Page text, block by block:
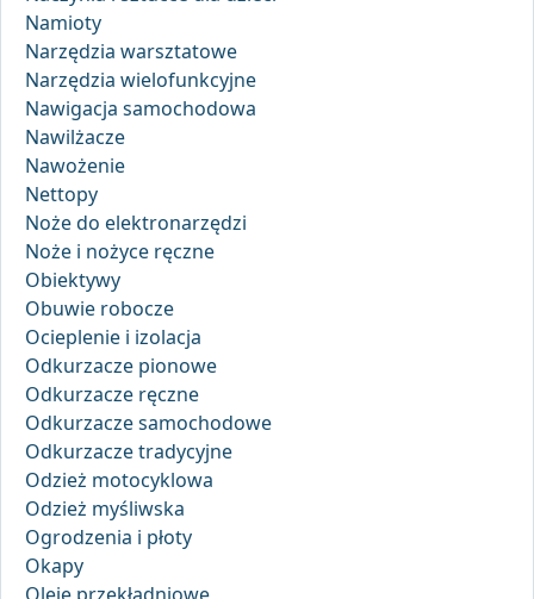
Namioty
Narzędzia warsztatowe
Narzędzia wielofunkcyjne
Nawigacja samochodowa
Nawilżacze
Nawożenie
Nettopy
Noże do elektronarzędzi
Noże i nożyce ręczne
Obiektywy
Obuwie robocze
Ocieplenie i izolacja
Odkurzacze pionowe
Odkurzacze ręczne
Odkurzacze samochodowe
Odkurzacze tradycyjne
Odzież motocyklowa
Odzież myśliwska
Ogrodzenia i płoty
Okapy